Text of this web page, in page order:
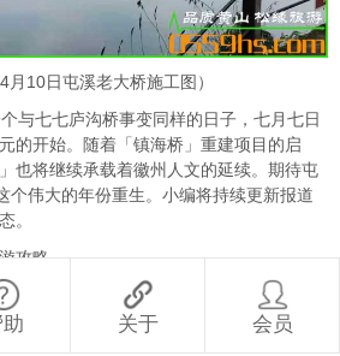
月10日屯溪老大桥施工图）
与七七庐沟桥事变同样的日子，七月七日
的开始。随着「镇海桥」重建项目的启
也将继续承载着徽州人文的延续。期待屯
个伟大的年份重生。小编将持续更新报道
。
攻略
更新时间：2021年4月10日
：
评论
关于 会员